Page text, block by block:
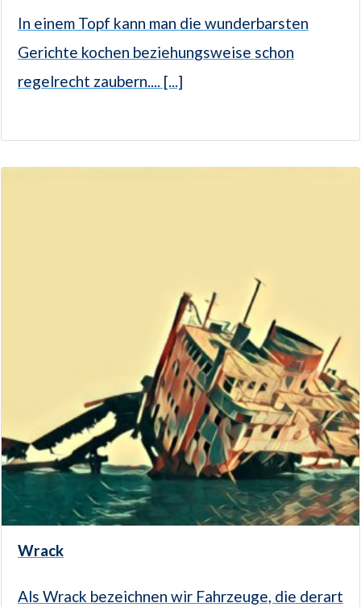
In einem Topf kann man die wunderbarsten
Gerichte kochen beziehungsweise schon
regelrecht zaubern.... [...]
Wrack
Als Wrack bezeichnen wir Fahrzeuge, die derart